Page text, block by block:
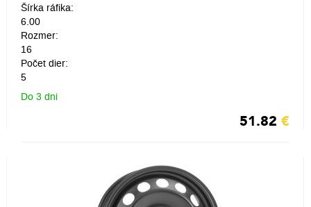
Šírka ráfika:
6.00
Rozmer:
16
Počet dier:
5
Do 3 dni
51.82 €